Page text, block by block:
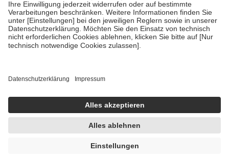
• Untersuchungen zur Vorsorge und Früherkennung, die von der
GKV getragen werden
• empfohlenen Schutzimpfungen
• Harn- und Blutteststreifen
getroffen, um sicherzustellen, dass es sich um echte Bewertungen
https://help.etrusted.com/hc/de/articles/4419944605341
Einige Bilder und Inhalte wurden unter Zuhilfenahme künstlicher